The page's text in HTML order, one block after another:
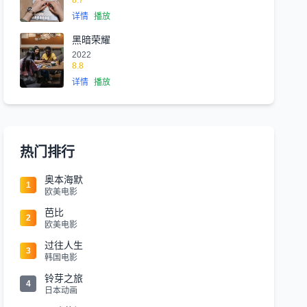
详情 播放
黑暗荣耀
2022
8.8
详情 播放
热门排行
1 奥本海默
欧美电影
2 芭比
欧美电影
3 过往人生
韩国电影
4 铃芽之旅
日本动画